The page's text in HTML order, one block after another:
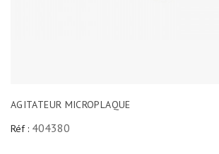
AGITATEUR MICROPLAQUE
Réf : 404380